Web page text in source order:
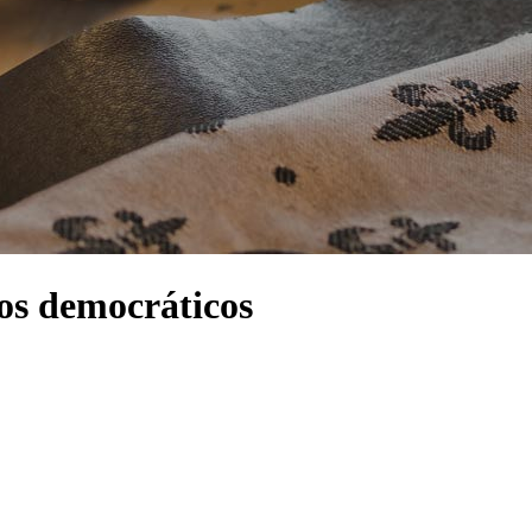
democráticos